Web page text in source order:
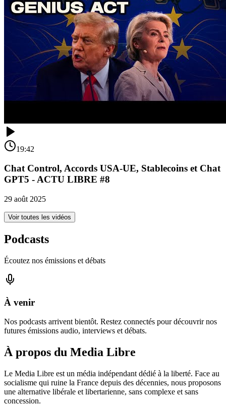
19:42
Chat Control, Accords USA-UE, Stablecoins et Chat
GPT5 - ACTU LIBRE #8
29 août 2025
Voir toutes les vidéos
Podcasts
Écoutez nos émissions et débats
À venir
Nos podcasts arrivent bientôt. Restez connectés pour découvrir nos
futures émissions audio, interviews et débats.
À propos du Media Libre
Le Media Libre est un média indépendant dédié à la liberté. Face au
socialisme qui ruine la France depuis des décennies, nous proposons
une alternative libérale et libertarienne, sans complexe et sans
concession.